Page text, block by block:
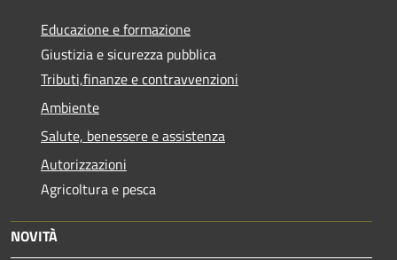
Educazione e formazione
Giustizia e sicurezza pubblica
Tributi,finanze e contravvenzioni
Ambiente
Salute, benessere e assistenza
Autorizzazioni
Agricoltura e pesca
NOVITÀ